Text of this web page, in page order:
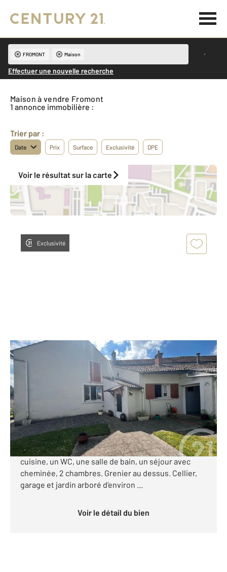
FROMONT Maison
Effectuer une nouvelle recherche
Maison à vendre Fromont
1 annonce immobilière :
Trier par :
Date Prix Surface Exclusivité DPE
Voir le résultat sur la carte
Exclusivité
58,60 m
Maison à vendre
110 000 €
A 72 KMS DE PARIS, Dans un village calme, maison
ancienne avec garage comprenant : Une entrée, une
cuisine, un WC, une salle de bain, un séjour avec
cheminée, 2 chambres. Grenier au dessus. Cellier,
garage et jardin arboré d'environ ...
Voir le détail du bien